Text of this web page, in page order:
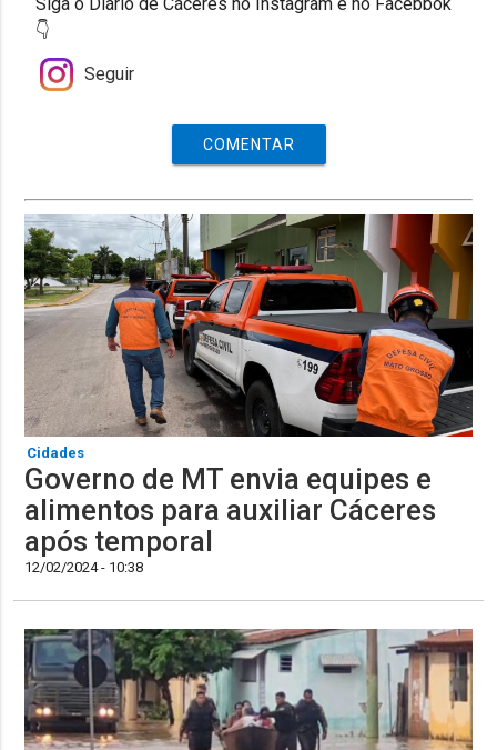
👇
Seguir
COMENTAR
Cidades
Governo de MT envia equipes e
alimentos para auxiliar Cáceres
após temporal
12/02/2024 - 10:38